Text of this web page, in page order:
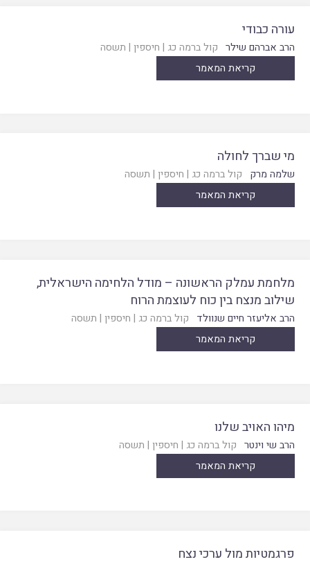
עורה כבודי
הרב אברהם שילר קול ברמה כג | חיספין | תשסה
קריאת המאמר
מי שברך לחולה
שלמה מרק קול ברמה כג | חיספין | תשסה
קריאת המאמר
מלחמת עמלק הראשונה – מודל הלחימה הישראלית,
שילוב מנצח בין כוח לעוצמת הרוח
הרב אליעזר חיים שנוולד קול ברמה כג | חיספין | תשסה
קריאת המאמר
מיהו האויב שלנו
הרב שי וינטר קול ברמה כג | חיספין | תשסה
קריאת המאמר
פרגמטיות מול ערכי נצח